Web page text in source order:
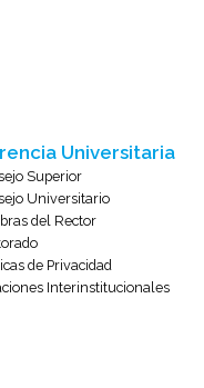
Universitaria
Superior
Universitario
del Rector
de Privacidad
Interinstitucionales